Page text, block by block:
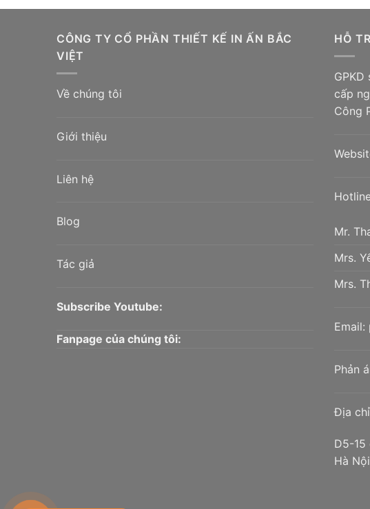
CÔNG TY CỔ PHẦN THIẾT KẾ IN ẤN BẮC
VIỆT
Về chúng tôi
Giới thiệu
Liên hệ
Blog
Tác giả
Subscribe Youtube:
Fanpage của chúng tôi:
HỖ
cấp
Công
Mr.
Mrs.
Mrs.
Email:
Phản
Địa
D5-15
Hà Nội